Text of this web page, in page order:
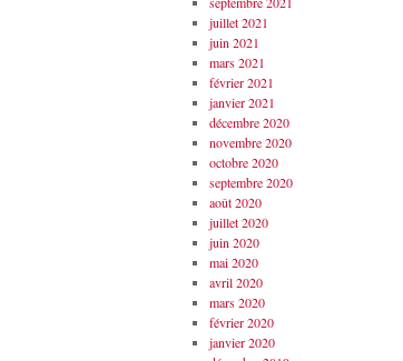
juillet 2021
juin 2021
mars 2021
février 2021
janvier 2021
décembre 2020
novembre 2020
octobre 2020
septembre 2020
août 2020
juillet 2020
juin 2020
mai 2020
avril 2020
mars 2020
février 2020
janvier 2020